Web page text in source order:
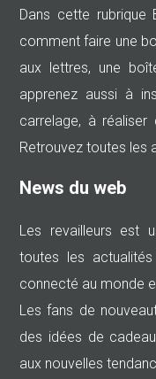
Dans cette rubrique
comment faire une
aux lettres, une
apprenez aussi à
carrelage, à
Retrouvez toutes les
News du web
Les revailleurs est
toutes les
connecté au monde
Les fans de
des idées de
aux nouvelles